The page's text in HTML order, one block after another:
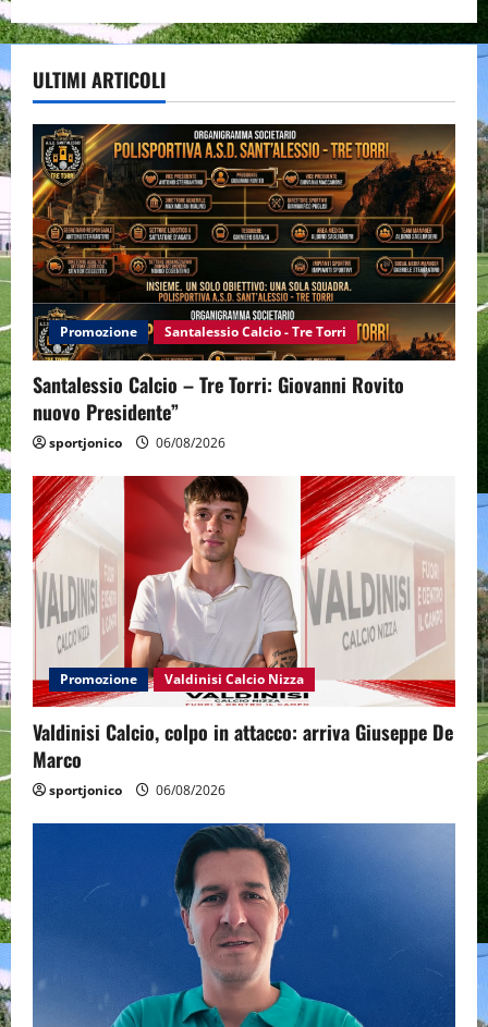
ULTIMI ARTICOLI
Promozione Santalessio Calcio - Tre Torri
Santalessio Calcio – Tre Torri: Giovanni Rovito
nuovo Presidente”
sportjonico 06/08/2026
Promozione Valdinisi Calcio Nizza
Valdinisi Calcio, colpo in attacco: arriva Giuseppe De
Marco
sportjonico 06/08/2026